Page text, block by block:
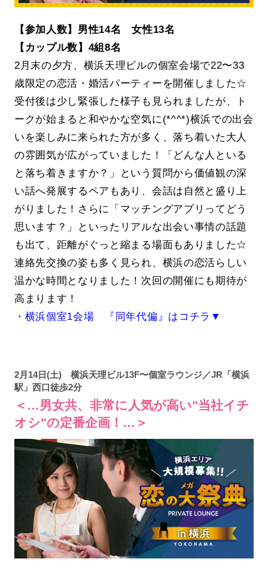
【参加人数】男性14名 女性13名
【カップル数】4組8名
2月末の夕方、横浜天理ビルの個室会場で22〜33
歳限定の恋活・婚活パーティーを開催しました☆
受付後は少し緊張した様子も見られましたが、ト
ークが始まると和やかな空気に(*^^*)横浜での出会
いを楽しみに来られた方が多く、落ち着いた大人
の雰囲気が広がっていました！「どんな人といる
と落ち着きますか？」という質問から価値観の深
い話へ発展するペアもあり、会話は自然と盛り上
がりました！さらに「マッチングアプリってどう
思います？」といったリアルな出会い事情の話題
も出て、距離がぐっと縮まる場面もありました☆
連絡先交換の姿も多く見られ、横浜の恋活らしい
温かな時間となりました！次回の開催にも期待が
高まります！
・横浜個室1会場 『同年代偏』はコチラ▼
2月14日(土) 横浜天理ビル13F〜個室ラウンジ／JR「横浜
駅」西口徒歩2分
＜…男女共、非常に人気が高い"当社イチ
オシ"の定番企画！…＞